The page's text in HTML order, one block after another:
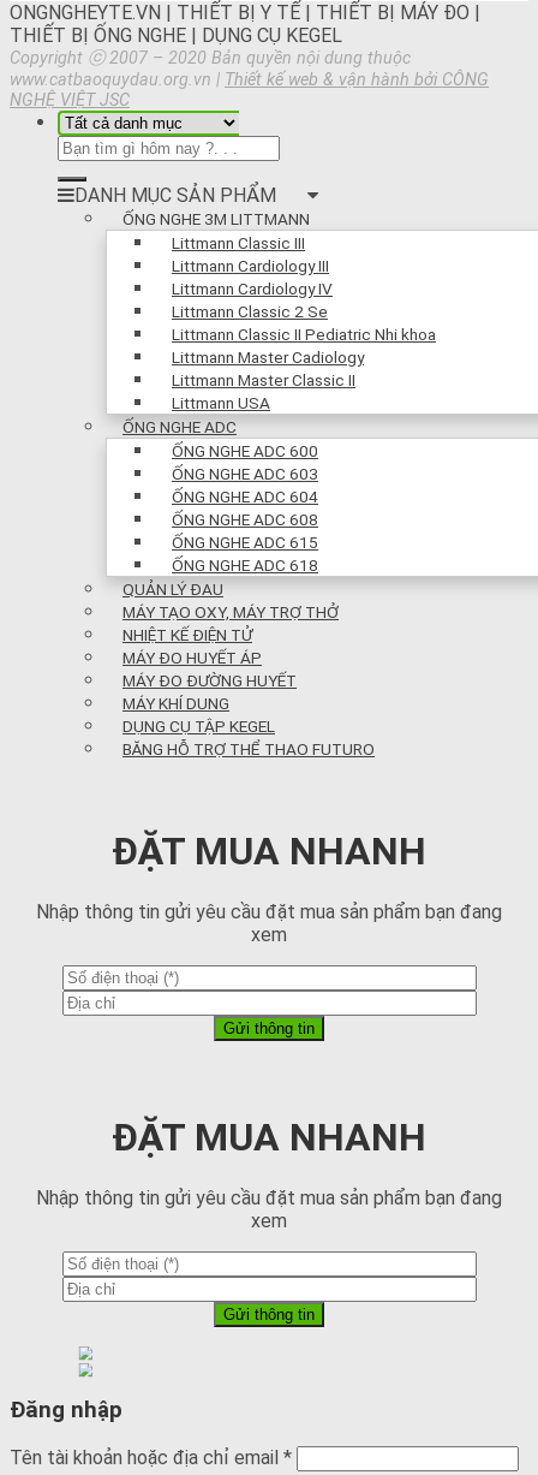
ONGNGHEYTE.VN | THIẾT BỊ Y TẾ | THIẾT BỊ MÁY ĐO |
THIẾT BỊ ỐNG NGHE | DỤNG CỤ KEGEL
Copyright ⓒ 2007 – 2020 Bản quyền nội dung thuộc
www.catbaoquydau.org.vn | Thiết kế web & vận hành bởi CÔNG
NGHỆ VIỆT JSC
DANH MỤC SẢN PHẨM
ỐNG NGHE 3M LITTMANN
Littmann Classic III
Littmann Cardiology III
Littmann Cardiology IV
Littmann Classic 2 Se
Littmann Classic II Pediatric Nhi khoa
Littmann Master Cadiology
Littmann Master Classic II
Littmann USA
ỐNG NGHE ADC
ỐNG NGHE ADC 600
ỐNG NGHE ADC 603
ỐNG NGHE ADC 604
ỐNG NGHE ADC 608
ỐNG NGHE ADC 615
ỐNG NGHE ADC 618
QUẢN LÝ ĐAU
MÁY TẠO OXY, MÁY TRỢ THỞ
NHIỆT KẾ ĐIỆN TỬ
MÁY ĐO HUYẾT ÁP
MÁY ĐO ĐƯỜNG HUYẾT
MÁY KHÍ DUNG
DỤNG CỤ TẬP KEGEL
BĂNG HỖ TRỢ THỂ THAO FUTURO
ĐẶT MUA NHANH
Nhập thông tin gửi yêu cầu đặt mua sản phẩm bạn đang
xem
ĐẶT MUA NHANH
Nhập thông tin gửi yêu cầu đặt mua sản phẩm bạn đang
xem
Đăng nhập
Tên tài khoản hoặc địa chỉ email *